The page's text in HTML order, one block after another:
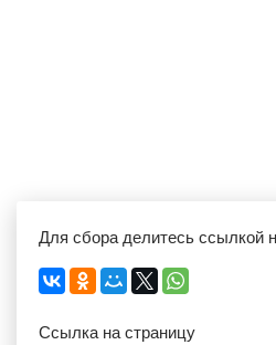
Для сбора делитесь ссылкой
Ссылка на страницу